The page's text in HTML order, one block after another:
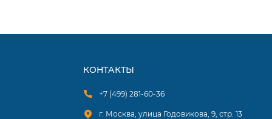
КОНТАКТЫ
+7 (499) 281-60-36
г. Москва, улица Годовикова, 9, стр. 13